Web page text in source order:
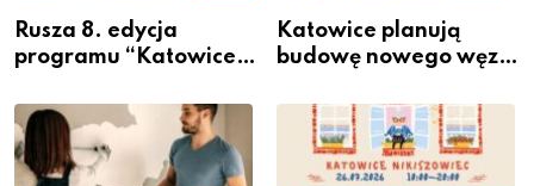
Rusza 8. edycja
programu “Katowice
– nabór dla
przedsiębiorców
Katowice planują
budowę nowego węzła
Podlesiu